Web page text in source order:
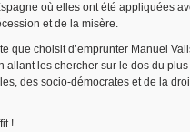
où elles ont été appliquées
et de la misère.
que choisit d’emprunter Manuel
allant les chercher sur le dos du
des socio-démocrates et de la
!